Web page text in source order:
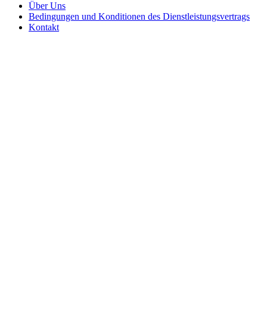
Über Uns
Bedingungen und Konditionen des Dienstleistungsvertrags
Kontakt